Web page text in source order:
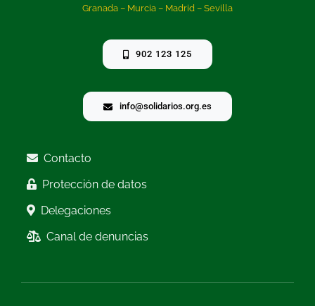
Granada – Murcia – Madrid – Sevilla
902 123 125
info@solidarios.org.es
Contacto
Protección de datos
Delegaciones
Canal de denuncias